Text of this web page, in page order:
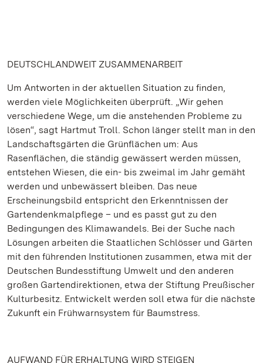
DEUTSCHLANDWEIT ZUSAMMENARBEIT
Um Antworten in der aktuellen Situation zu finden,
werden viele Möglichkeiten überprüft. „Wir gehen
verschiedene Wege, um die anstehenden Probleme zu
lösen“, sagt Hartmut Troll. Schon länger stellt man in den
Landschaftsgärten die Grünflächen um: Aus
Rasenflächen, die ständig gewässert werden müssen,
entstehen Wiesen, die ein- bis zweimal im Jahr gemäht
werden und unbewässert bleiben. Das neue
Erscheinungsbild entspricht den Erkenntnissen der
Gartendenkmalpflege – und es passt gut zu den
Bedingungen des Klimawandels. Bei der Suche nach
Lösungen arbeiten die Staatlichen Schlösser und Gärten
mit den führenden Institutionen zusammen, etwa mit der
Deutschen Bundesstiftung Umwelt und den anderen
großen Gartendirektionen, etwa der Stiftung Preußischer
Kulturbesitz. Entwickelt werden soll etwa für die nächste
Zukunft ein Frühwarnsystem für Baumstress.
AUFWAND FÜR ERHALTUNG WIRD STEIGEN